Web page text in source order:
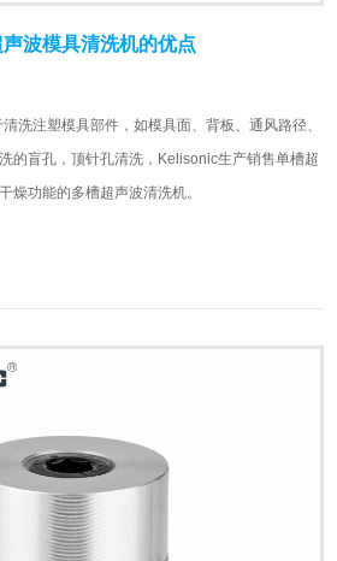
波模具清洗机的优点
洗注塑模具部件，如模具面、背板、通风路径、
的盲孔，顶针孔清洗，Kelisonic生产销售单槽超
燥功能的多槽超声波清洗机。